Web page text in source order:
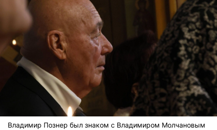
Владимир Познер был знаком с Владимиром Молчановым